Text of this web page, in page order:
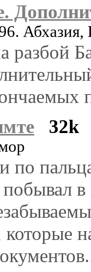
разбой
32k
по